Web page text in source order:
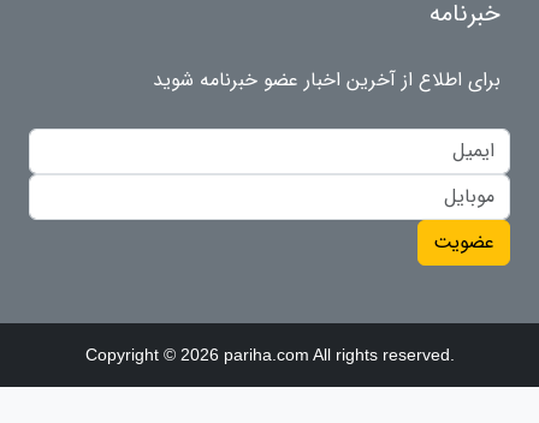
خبرنامه
برای اطلاع از آخرین اخبار عضو خبرنامه شوید
عضویت
Copyright © 2026 pariha.com All rights reserved.